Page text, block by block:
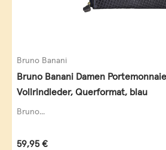
Bruno Banani
Bruno Banani Damen
Vollrindleder, Querformat, blau
Bruno...
Regulärer Preis:
59,95 €